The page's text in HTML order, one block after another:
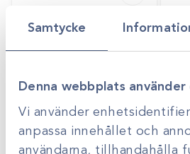
Samtycke
Denna webbplats använder
Vi använder
anpassa innehållet och
användarna, tillhandahålla
211263
Sofsilk 5-0 sutur C12